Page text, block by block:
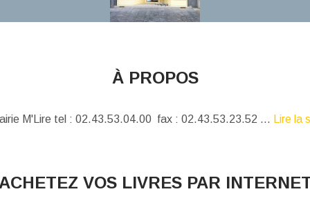
À PROPOS
M'Lire tel : 02.43.53.04.00 fax : 02.43.53.23.52 ... Lire la
VOS LIVRES PAR